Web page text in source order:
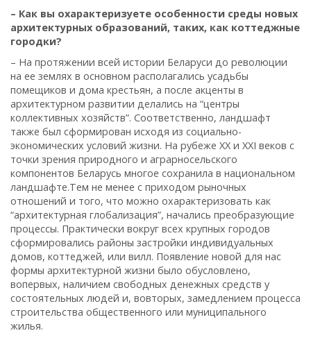
– Как вы охарактеризуете особенности среды новых
архитектурных образований, таких, как коттеджные
городки?
– На протяжении всей истории Беларуси до революции
на ее землях в основном располагались усадьбы
помещиков и дома крестьян, а после акценты в
архитектурном развитии делались на “центры
коллективных хозяйств”. Соответственно, ландшафт
также был сформирован исходя из социально­
экономических условий жизни. На рубеже ХХ и XXI веков с
точки зрения природного и аграрно­сельского
компонентов Беларусь многое сохранила в национальном
ландшафте.Тем не менее с приходом рыночных
отношений и того, что можно охарактеризовать как
“архитектурная глобализация”, начались преобразующие
процессы. Практически вокруг всех крупных городов
сформировались районы застройки индивидуальных
домов, коттеджей, или вилл. Появление новой для нас
формы архитектурной жизни было обусловлено,
вопервых, наличием свободных денежных средств у
состоятельных людей и, вовторых, замедлением процесса
строительства общественного или муниципального
жилья.